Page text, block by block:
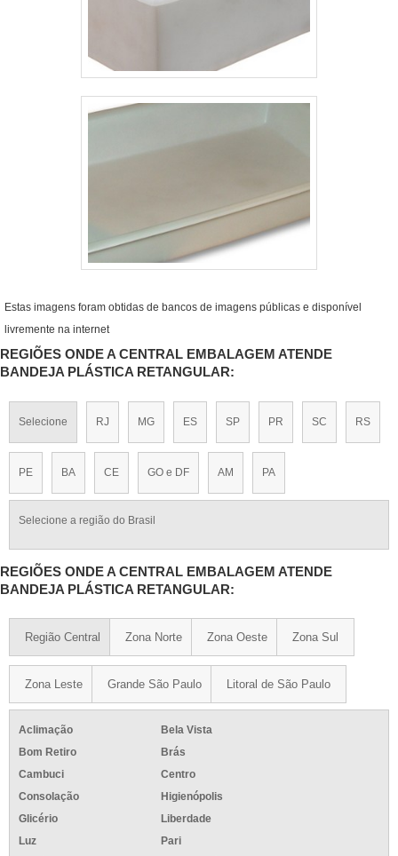
Estas imagens foram obtidas de bancos de imagens públicas e disponível
livremente na internet
REGIÕES ONDE A CENTRAL EMBALAGEM ATENDE
BANDEJA PLÁSTICA RETANGULAR:
Selecione RJ MG ES SP PR SC RS
PE BA CE GO e DF AM PA
Selecione a região do Brasil
REGIÕES ONDE A CENTRAL EMBALAGEM ATENDE
BANDEJA PLÁSTICA RETANGULAR:
Região Central Zona Norte Zona Oeste Zona Sul
Zona Leste Grande São Paulo Litoral de São Paulo
Aclimação
Bela Vista
Bom Retiro
Brás
Cambuci
Centro
Consolação
Higienópolis
Glicério
Liberdade
Luz
Pari